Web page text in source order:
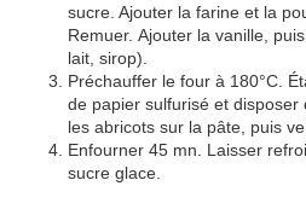
sucre. Ajouter la farine et la
Remuer. Ajouter la vanille,
lait, sirop).
Préchauffer le four à 180°C.
de papier sulfurisé et
les abricots sur la pâte, puis
Enfourner 45 mn. Laisser
sucre glace.